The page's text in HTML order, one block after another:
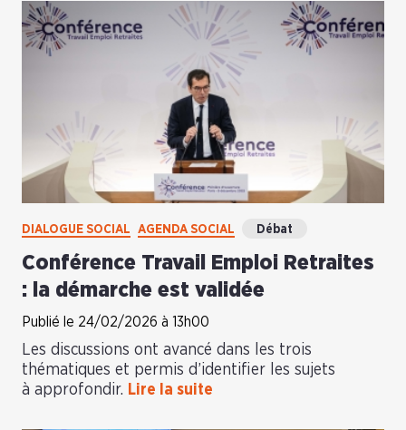
DIALOGUE SOCIAL AGENDA SOCIAL Débat
Conférence Travail Emploi Retraites
: la démarche est validée
Publié le 24/02/2026 à 13h00
Les discussions ont avancé dans les trois
thématiques et permis d’identifier les sujets
à approfondir. Lire la suite